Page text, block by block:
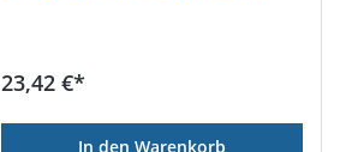
Regulärer Preis:
23,42 €*
In den Warenkorb